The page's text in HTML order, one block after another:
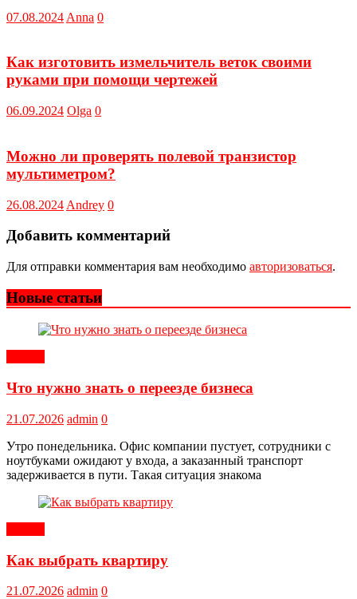
07.08.2024 Anna 0
Как изготовить измельчитель веток своими
руками при помощи чертежей
06.09.2024 Olga 0
Можно ли проверять полевой транзистор
мультиметром?
26.08.2024 Andrey 0
Добавить комментарий
Для отправки комментария вам необходимо авторизоваться.
Новые статьи
Что нужно знать о переезде бизнеса
21.07.2026 admin 0
Утро понедельника. Офис компании пустует, сотрудники с
ноутбуками ожидают у входа, а заказанный транспорт
задерживается в пути. Такая ситуация знакома
Как выбрать квартиру
21.07.2026 admin 0